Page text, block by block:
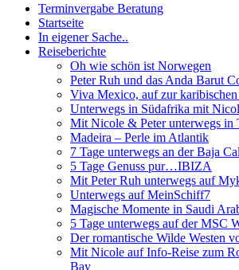
Terminvergabe Beratung
Startseite
In eigener Sache..
Reiseberichte
Oh wie schön ist Norwegen
Peter Ruh und das Anda Barut
Viva Mexico, auf zur karibischen
Unterwegs in Südafrika mit
Mit Nicole & Peter unterwegs in
Madeira – Perle im Atlantik
7 Tage unterwegs an der Baja
5 Tage Genuss pur…IBIZA
Mit Peter Ruh unterwegs auf
Unterwegs auf MeinSchiff7
Magische Momente in Saudi
5 Tage unterwegs auf der MSC
Der romantische Wilde Westen
Mit Nicole auf Info-Reise zum
Bay